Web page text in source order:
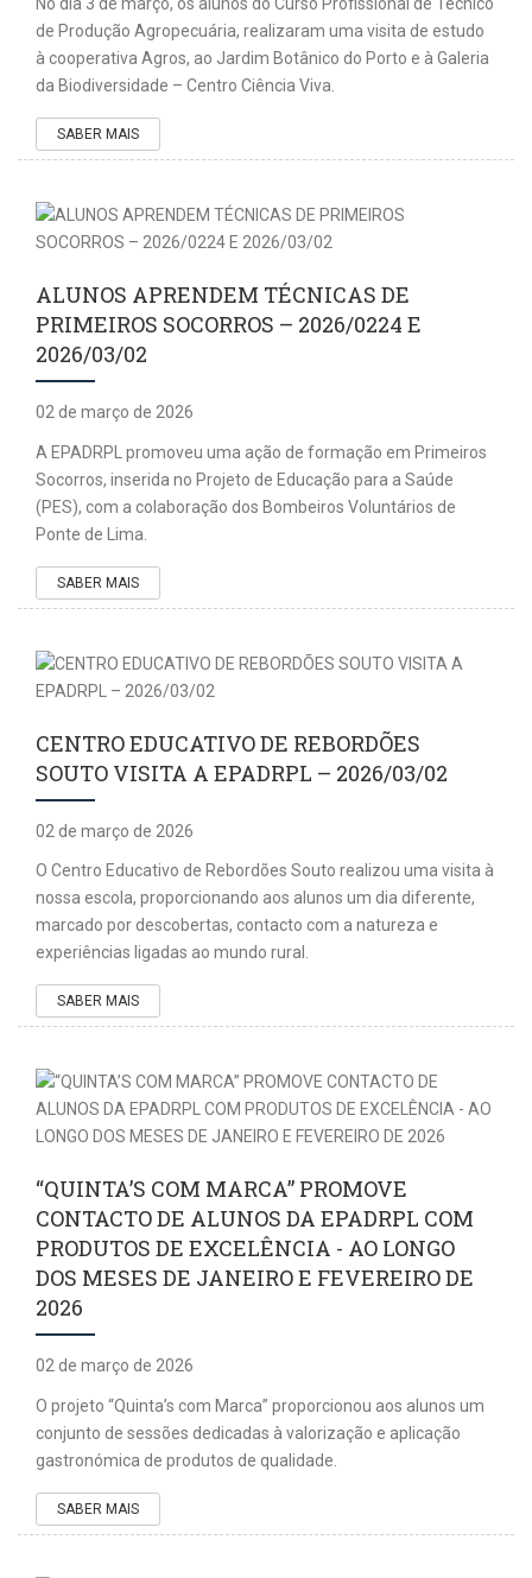
de Produção Agropecuária, realizaram uma visita de estudo
à cooperativa Agros, ao Jardim Botânico do Porto e à Galeria
da Biodiversidade – Centro Ciência Viva.
SABER MAIS
ALUNOS APRENDEM TÉCNICAS DE
PRIMEIROS SOCORROS – 2026/0224 E
2026/03/02
02 de março de 2026
A EPADRPL promoveu uma ação de formação em Primeiros
Socorros, inserida no Projeto de Educação para a Saúde
(PES), com a colaboração dos Bombeiros Voluntários de
Ponte de Lima.
SABER MAIS
CENTRO EDUCATIVO DE REBORDÕES
SOUTO VISITA A EPADRPL – 2026/03/02
02 de março de 2026
O Centro Educativo de Rebordões Souto realizou uma visita à
nossa escola, proporcionando aos alunos um dia diferente,
marcado por descobertas, contacto com a natureza e
experiências ligadas ao mundo rural.
SABER MAIS
“QUINTA’S COM MARCA” PROMOVE
CONTACTO DE ALUNOS DA EPADRPL COM
PRODUTOS DE EXCELÊNCIA - AO LONGO
DOS MESES DE JANEIRO E FEVEREIRO DE
2026
02 de março de 2026
O projeto “Quinta’s com Marca” proporcionou aos alunos um
conjunto de sessões dedicadas à valorização e aplicação
gastronómica de produtos de qualidade.
SABER MAIS